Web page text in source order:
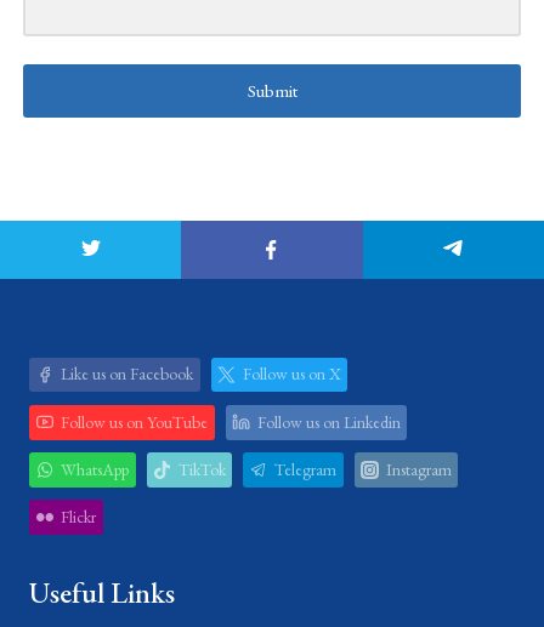
Submit
Like us on Facebook Follow us on X
Follow us on YouTube Follow us on Linkedin
WhatsApp TikTok Telegram Instagram
Flickr
Useful Links